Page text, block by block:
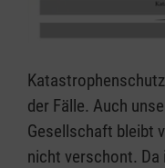
der Fälle. Auch
Gesellschaft bleibt
nicht verschont.